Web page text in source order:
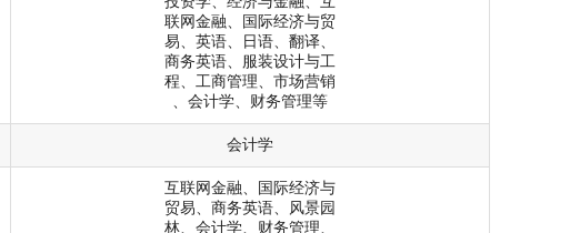
联网金融、国际经济与贸
易、英语、日语、翻译、
商务英语、服装设计与工
程、工商管理、市场营销
、会计学、财务管理等
会计学
互联网金融、国际经济与
贸易、商务英语、风景园
林、会计学、财务管理、